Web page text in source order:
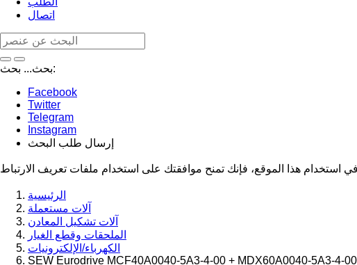
اتصال
بحث...بحث:
Facebook
Twitter
Telegram
Instagram
إرسال طلب البحث
الرئيسية
آلات مستعملة
آلات تشكيل المعادن
الملحقات وقطع الغيار
الكهرباء/الإلكترونيات
SEW Eurodrive MCF40A0040-5A3-4-00 + MDX60A0040-5A3-4-